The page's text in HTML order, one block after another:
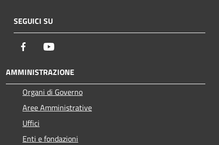
SEGUICI SU
Facebook
AMMINISTRAZIONE
Organi di Governo
Aree Amministrative
Uffici
Enti e fondazioni